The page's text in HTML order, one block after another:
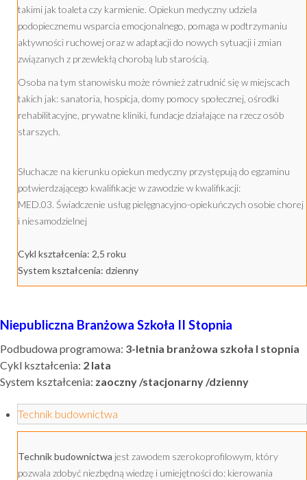
takimi jak toaleta czy karmienie. Opiekun medyczny udziela
podopiecznemu wsparcia emocjonalnego, pomaga w podtrzymaniu
aktywności ruchowej oraz w adaptacji do nowych sytuacji i zmian
związanych z przewlekłą chorobą lub starością.
Osoba na tym stanowisku może również zatrudnić się w miejscach
takich jak: sanatoria, hospicja, domy pomocy społecznej, ośrodki
rehabilitacyjne, prywatne kliniki, fundacje działające na rzecz osób
starszych.
Słuchacze na kierunku opiekun medyczny przystępują do egzaminu
potwierdzającego kwalifikacje w zawodzie w kwalifikacji:
MED.03. Świadczenie usług pielęgnacyjno-opiekuńczych osobie chorej
i niesamodzielnej
Cykl kształcenia: 2,5 roku
System kształcenia: dzienny
Niepubliczna Branżowa Szkoła II Stopnia
Podbudowa programowa: 3-letnia branżowa szkoła I stopnia
Cykl kształcenia: 2 lata
System kształcenia: zaoczny /stacjonarny /dzienny
Technik budownictwa
Technik budownictwa jest zawodem szerokoprofilowym, który
pozwala zdobyć niezbędną wiedzę i umiejętności do: kierowania